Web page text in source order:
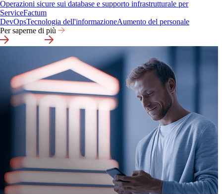
Operazioni sicure sui database e supporto infrastrutturale per
ServiceFactum
DevOpsTecnologia dell'informazioneAumento del personale
Per saperne di più